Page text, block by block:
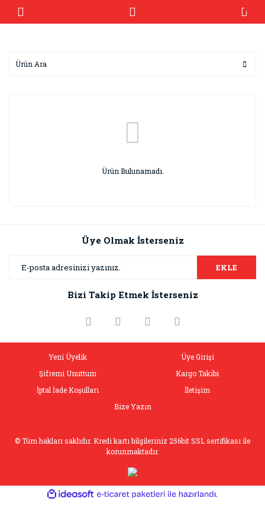
Ürün Bulunamadı.
Üye Olmak İsterseniz
EKLE
Bizi Takip Etmek İsterseniz
Yeni Üyelik
Üye Girişi
Şifremi Unuttum
Kargo Takibi
İptal İade Koşulları
İletişim
Bize Yazın
© Tüm hakları saklıdır. Kredi kartı bilgileriniz 256bit SSL sertifikası ile
korunmaktadır.
ideasoft
e-